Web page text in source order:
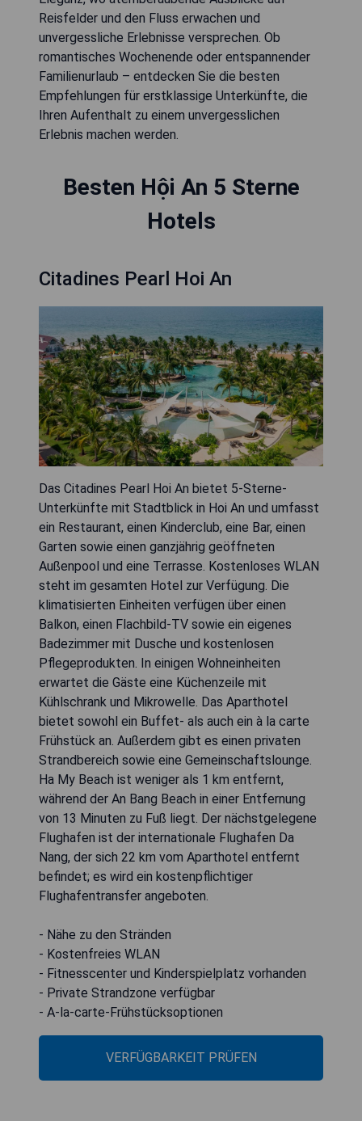
Reisfelder und den Fluss erwachen und
unvergessliche Erlebnisse versprechen. Ob
romantisches Wochenende oder entspannender
Familienurlaub – entdecken Sie die besten
Empfehlungen für erstklassige Unterkünfte, die
Ihren Aufenthalt zu einem unvergesslichen
Erlebnis machen werden.
Besten Hội An 5 Sterne
Hotels
Citadines Pearl Hoi An
Das Citadines Pearl Hoi An bietet 5-Sterne-
Unterkünfte mit Stadtblick in Hoi An und umfasst
ein Restaurant, einen Kinderclub, eine Bar, einen
Garten sowie einen ganzjährig geöffneten
Außenpool und eine Terrasse. Kostenloses WLAN
steht im gesamten Hotel zur Verfügung. Die
klimatisierten Einheiten verfügen über einen
Balkon, einen Flachbild-TV sowie ein eigenes
Badezimmer mit Dusche und kostenlosen
Pflegeprodukten. In einigen Wohneinheiten
erwartet die Gäste eine Küchenzeile mit
Kühlschrank und Mikrowelle. Das Aparthotel
bietet sowohl ein Buffet- als auch ein à la carte
Frühstück an. Außerdem gibt es einen privaten
Strandbereich sowie eine Gemeinschaftslounge.
Ha My Beach ist weniger als 1 km entfernt,
während der An Bang Beach in einer Entfernung
von 13 Minuten zu Fuß liegt. Der nächstgelegene
Flughafen ist der internationale Flughafen Da
Nang, der sich 22 km vom Aparthotel entfernt
befindet; es wird ein kostenpflichtiger
Flughafentransfer angeboten.
- Nähe zu den Stränden
- Kostenfreies WLAN
- Fitnesscenter und Kinderspielplatz vorhanden
- Private Strandzone verfügbar
- A-la-carte-Frühstücksoptionen
VERFÜGBARKEIT PRÜFEN